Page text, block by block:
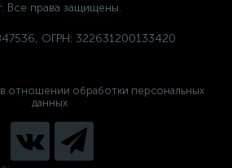
Все права защищены.
ОГРН: 322631200133420
отношении обработки персональных
данных